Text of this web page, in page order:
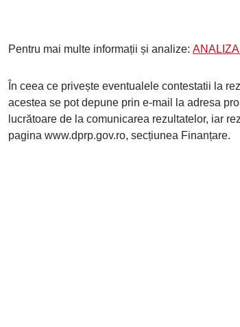
Pentru mai multe informații și analize:
În ceea ce privește eventualele contestatii la
acestea se pot depune prin e-mail la adresa
lucrătoare de la comunicarea rezultatelor, iar
pagina www.dprp.gov.ro, secțiunea Finanțare.